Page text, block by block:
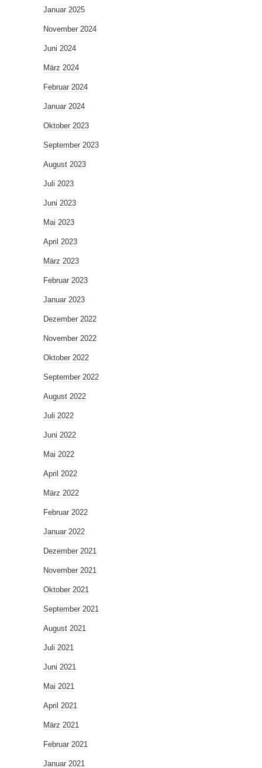
Januar 2025
November 2024
Juni 2024
März 2024
Februar 2024
Januar 2024
Oktober 2023
September 2023
August 2023
Juli 2023
Juni 2023
Mai 2023
April 2023
März 2023
Februar 2023
Januar 2023
Dezember 2022
November 2022
Oktober 2022
September 2022
August 2022
Juli 2022
Juni 2022
Mai 2022
April 2022
März 2022
Februar 2022
Januar 2022
Dezember 2021
November 2021
Oktober 2021
September 2021
August 2021
Juli 2021
Juni 2021
Mai 2021
April 2021
März 2021
Februar 2021
Januar 2021